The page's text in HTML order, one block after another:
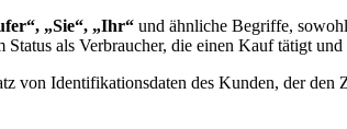
„Sie“, „Ihr“ und ähnliche Begriffe,
Status als Verbraucher, die einen Kauf tätigt
von Identifikationsdaten des Kunden, der